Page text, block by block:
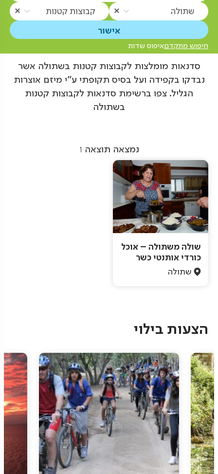
שתולה קבוצות קטנות
חיפוש מתקדםאיפוס שדות
סדנאות מומלצות לקבוצות קטנות בשתולה אשר
נבדקו בקפידה ועל בסיס תקופתי ע"י מיזם אוצרות
הגליל. צפו ברשימת סדנאות לקבוצות קטנות
בשתולה
נמצאה תוצאה 1
שולה משתולה – אוכל
כורדי אותנטי כשר
שתולה
הצעות בילוי